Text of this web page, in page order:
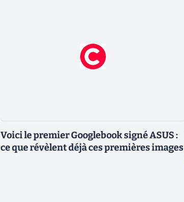
Voici le premier Googlebook signé ASUS :
ce que révèlent déjà ces premières images